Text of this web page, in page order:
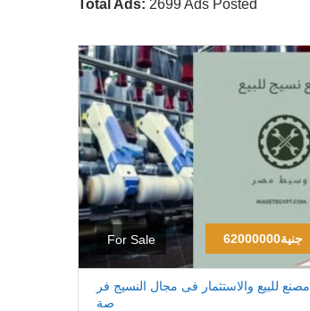
Total Ads: 2699 Ads Posted
For Sale 62000000جنية
مصنع للبيع والاستثمار فى مجال النسيج فر
صة